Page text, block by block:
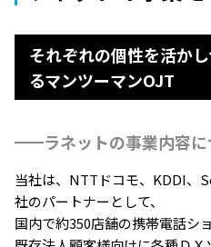
それぞれの個性を活か
るマンツーマンOJT
ラネットの事業内容に
当社は、NTTドコモ、KDDI、
社のパートナーとして、
国内で約350店舗の携帯電話シ